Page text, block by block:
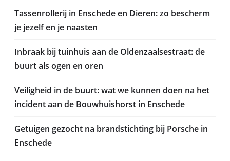
Tassenrollerij in Enschede en Dieren: zo bescherm
je jezelf en je naasten
Inbraak bij tuinhuis aan de Oldenzaalsestraat: de
buurt als ogen en oren
Veiligheid in de buurt: wat we kunnen doen na het
incident aan de Bouwhuishorst in Enschede
Getuigen gezocht na brandstichting bij Porsche in
Enschede